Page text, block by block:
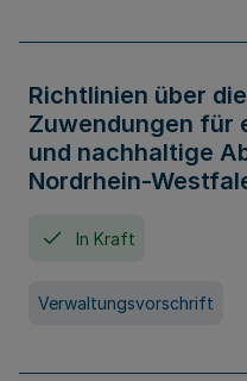
Richtlinien über
Zuwendungen für
und nachhaltige
Nordrhein-
In Kraft
Verwaltungsvorschrift